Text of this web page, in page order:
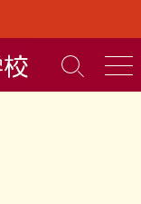
検
索
メ
ニ